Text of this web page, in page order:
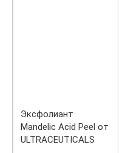
Эксфолиант
Mandelic Acid Peel от
ULTRACEUTICALS